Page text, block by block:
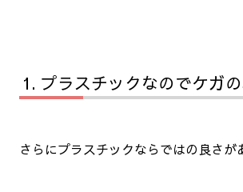
プラスチックなのでケガ
さらにプラスチックならではの良さが